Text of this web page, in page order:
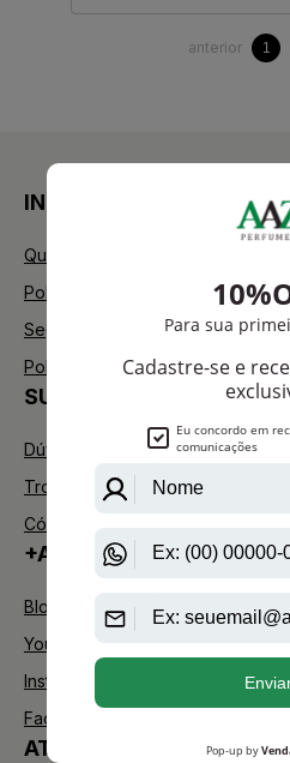
anterior 1
INSTITUCIONAL
Quem Somos
Política de Privacidade
Segurança
Política de Troca
SUPORTE
Dúvidas Frequentes
Trocas e Devoluções
Código de defesa do consumidor
+AAZ PERFUMES
Blog
Youtube
Instagram
Facebook
ATENDIMENTO